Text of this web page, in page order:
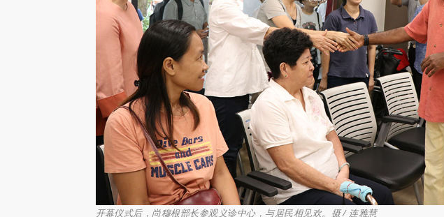
开幕仪式后，尚穆根部长参观义诊中心，与居民相见欢。摄 / 连雅慧